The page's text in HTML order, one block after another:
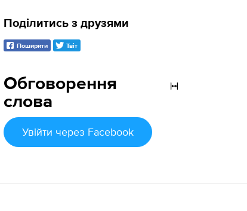
Обговорення
слова
Увійти через Facebook
Поділитись з друзями
Поширити Твіт